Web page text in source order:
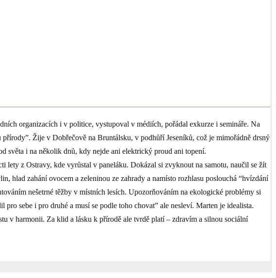
organizacích i v politice, vystupoval v médiích, pořádal exkurze i semináře. Na
Žije v Dobřečově na Bruntálsku, v podhůří Jeseníků, což je mimořádně drsný
světa i na několik dnů, kdy nejde ani elektrický proud ani topení.
lety z Ostravy, kde vyrůstal v paneláku. Dokázal si zvyknout na samotu, naučil se žít
hlad zahání ovocem a zeleninou ze zahrady a namísto rozhlasu poslouchá “hvízdání
nešetrné těžby v místních lesích. Upozorňováním na ekologické problémy si
pro sebe i pro druhé a musí se podle toho chovat” ale nesleví. Marten je idealista.
v harmonii. Za klid a lásku k přírodě ale tvrdě platí – zdravím a silnou sociální